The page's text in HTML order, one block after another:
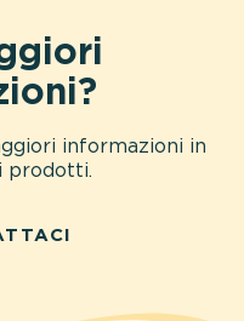
informazioni in
prodotti.